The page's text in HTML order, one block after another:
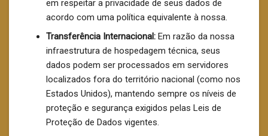
em respeitar a privacidade de seus dados de
acordo com uma política equivalente à nossa.
Transferência Internacional: Em razão da nossa
infraestrutura de hospedagem técnica, seus
dados podem ser processados em servidores
localizados fora do território nacional (como nos
Estados Unidos), mantendo sempre os níveis de
proteção e segurança exigidos pelas Leis de
Proteção de Dados vigentes.